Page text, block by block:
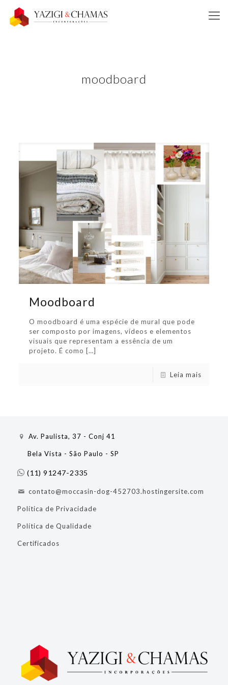
moodboard
Moodboard
O moodboard é uma espécie de mural que pode
ser composto por imagens, vídeos e elementos
visuais que representam a essência de um
projeto. É como […]
Leia mais
Av. Paulista, 37 - Conj 41
Bela Vista - São Paulo - SP
(11) 91247-2335
contato@moccasin-dog-452703.hostingersite.com
Política de Privacidade
Política de Qualidade
Certificados